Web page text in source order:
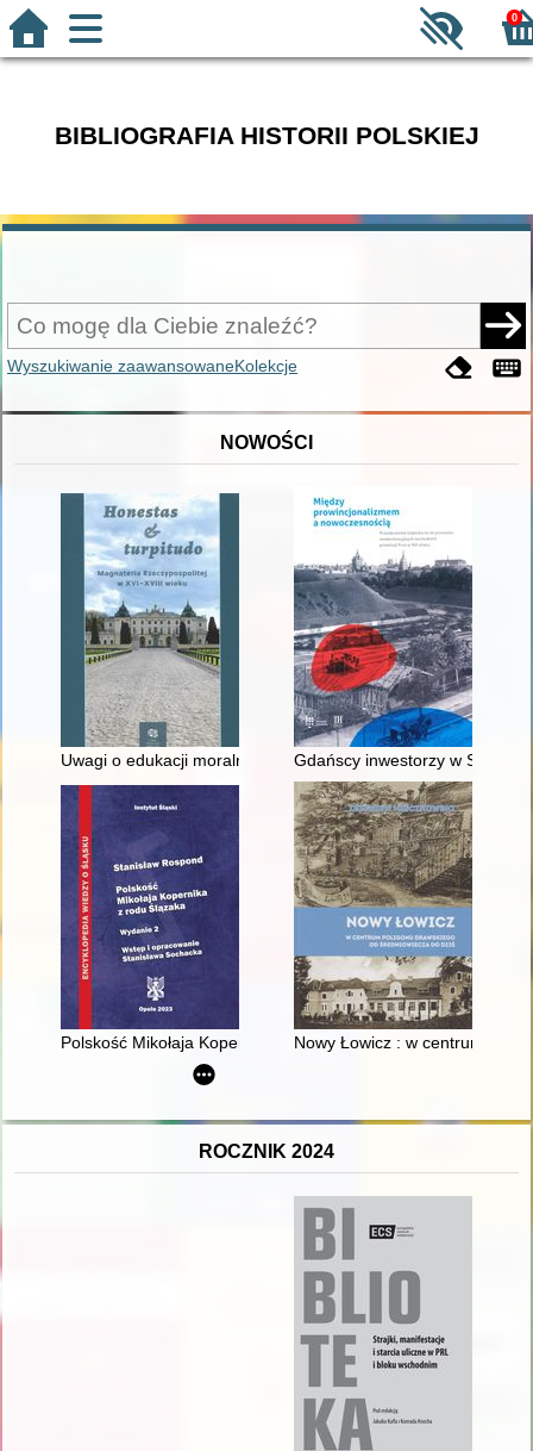
0
BIBLIOGRAFIA HISTORII POLSKIEJ
Wyszukiwanie zaawansowaneKolekcje
NOWOŚCI
Uwagi o edukacji moralnej synów szlacheckich w XVI-
Gdańscy inwestorzy w
Polskość Mikołaja Kopernika z rodu ŚlązakaNowy Łowicz : w centrum
ROCZNIK 2024